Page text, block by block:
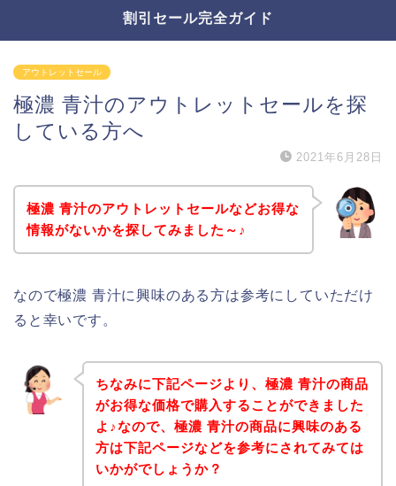
割引セール完全ガイド
アウトレットセール
極濃 青汁のアウトレットセールを探
している方へ
2021年6月28日
極濃 青汁のアウトレットセールなどお得な
情報がないかを探してみました～♪
なので極濃 青汁に興味のある方は参考にしていただけ
ると幸いです。
ちなみに下記ページより、極濃 青汁の商品
がお得な価格で購入することができました
よ♪なので、極濃 青汁の商品に興味のある
方は下記ページなどを参考にされてみては
いかがでしょうか？